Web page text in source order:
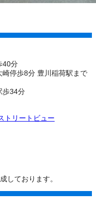
40分
停歩8分 豊川稲荷駅まで
歩34分
トリートビュー
しております。